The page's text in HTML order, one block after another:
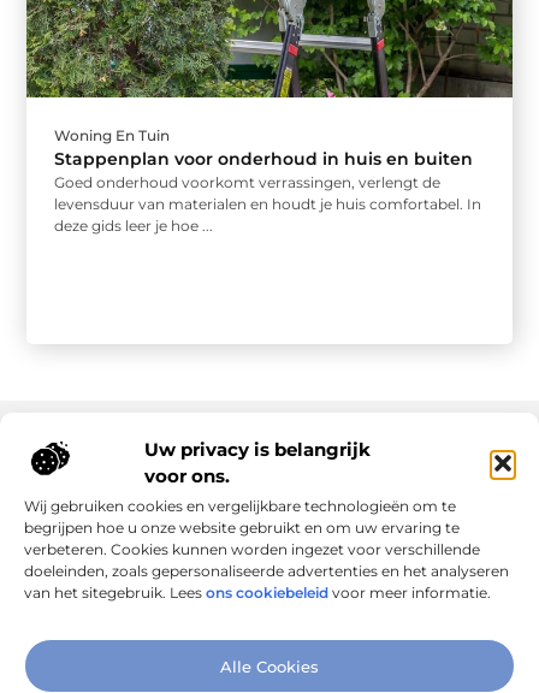
Uw privacy is belangrijk
voor ons.
Wij gebruiken cookies en vergelijkbare technologieën om te
begrijpen hoe u onze website gebruikt en om uw ervaring te
verbeteren. Cookies kunnen worden ingezet voor verschillende
doeleinden, zoals gepersonaliseerde advertenties en het analyseren
van het sitegebruik. Lees ons cookiebeleid voor meer informatie.
Alle Cookies
Woning En Tuin
Stappenplan voor onderhoud in huis en buiten
Goed onderhoud voorkomt verrassingen, verlengt de
levensduur van materialen en houdt je huis comfortabel. In
deze gids leer je hoe ...
Verbind Artikelen, Deel Inzichten
Onze informatie